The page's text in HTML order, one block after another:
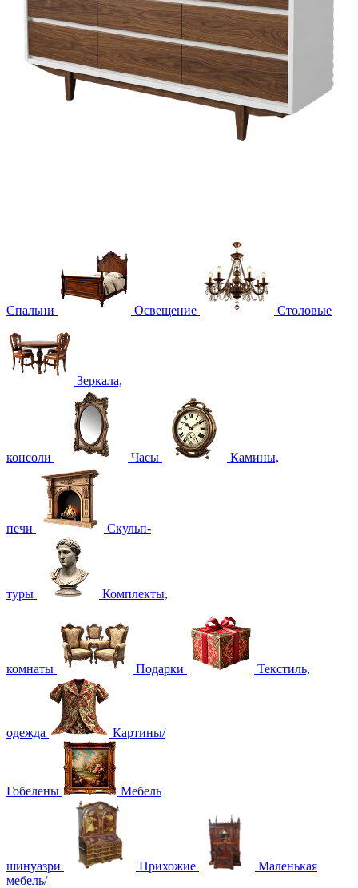
Спальни Освещение Столовые
Зеркала,
консоли Часы Камины,
печи Скульп-
туры Комплекты,
комнаты Подарки Текстиль,
одежда Картины/
Гобелены Мебель
шинуазри Прихожие
Маленькая
мебель/